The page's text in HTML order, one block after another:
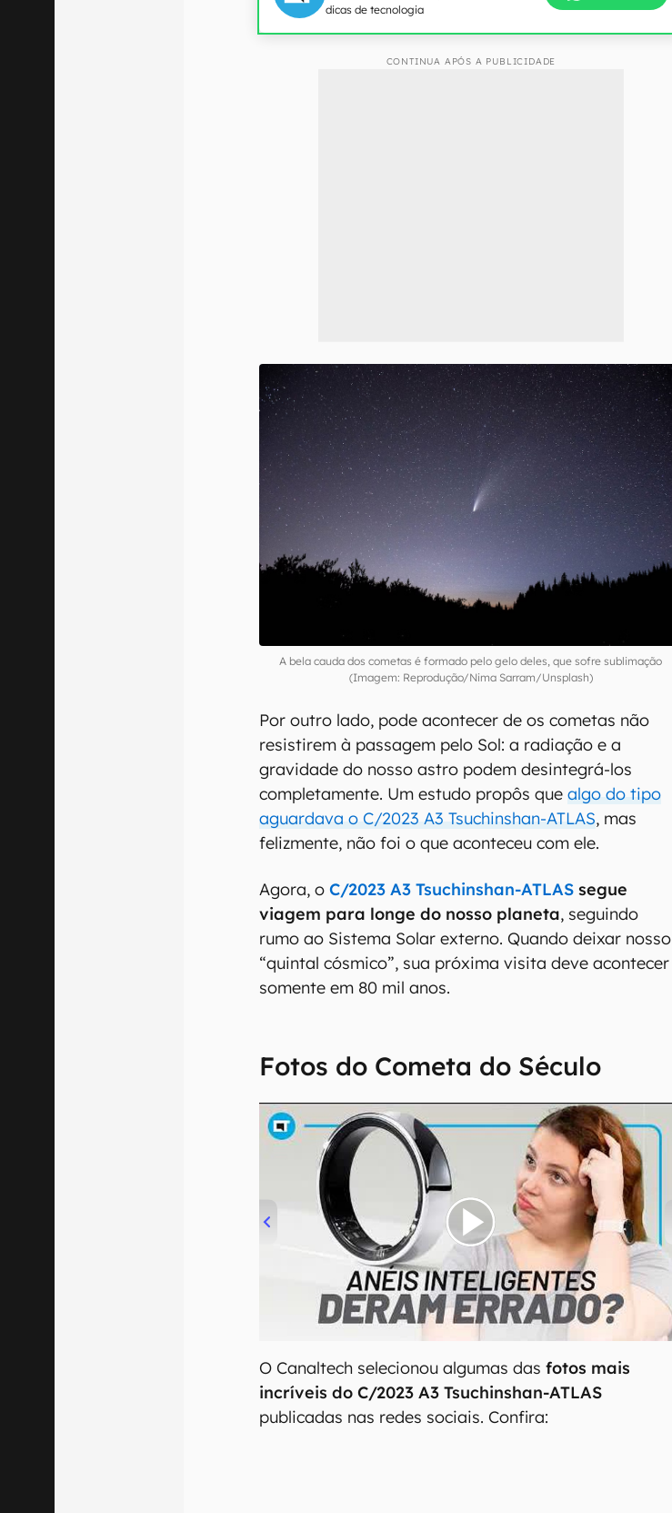
dicas de tecnologia
CONTINUA APÓS A PUBLICIDADE
A bela cauda dos cometas é formado pelo gelo deles, que sofre sublimação
(Imagem: Reprodução/Nima Sarram/Unsplash)
Por outro lado, pode acontecer de os cometas não
resistirem à passagem pelo Sol: a radiação e a
gravidade do nosso astro podem desintegrá-los
completamente. Um estudo propôs quealgo do tipo
aguardava o C/2023 A3 Tsuchinshan-ATLAS, mas
felizmente, não foi o que aconteceu com ele.
Agora, o C/2023 A3 Tsuchinshan-ATLASsegue
viagem para longe do nosso planeta, seguindo
rumo ao Sistema Solar externo. Quando deixar nosso
“quintal cósmico”, sua próxima visita deve acontecer
somente em 80 mil anos.
Fotos do Cometa do Século
00:00/21:11
O Canaltech selecionou algumas dasfotos mais
incríveis do C/2023 A3 Tsuchinshan-ATLAS
publicadas nas redes sociais. Confira: